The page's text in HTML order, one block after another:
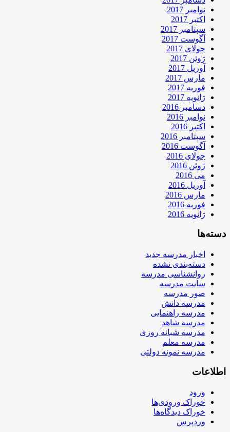
نوامبر 2017
اکتبر 2017
سپتامبر 2017
آگوست 2017
جولای 2017
ژوئن 2017
آوریل 2017
مارس 2017
فوریه 2017
ژانویه 2017
دسامبر 2016
نوامبر 2016
اکتبر 2016
سپتامبر 2016
آگوست 2016
جولای 2016
ژوئن 2016
می 2016
آوریل 2016
مارس 2016
فوریه 2016
ژانویه 2016
دسته‌ها
اخبار مدرسه جدید
دسته‌بندی نشده
روانشناسی مدرسه
سایت مدرسه
صور مدرسه
مدرسه دانش
مدرسه راهنمایی
مدرسه شاهد
مدرسه شبانه روزی
مدرسه معلم
مدرسه نمونه دولتی
اطلاعات
ورود
خوراک ورودی‌ها
خوراک دیدگاه‌ها
وردپرس